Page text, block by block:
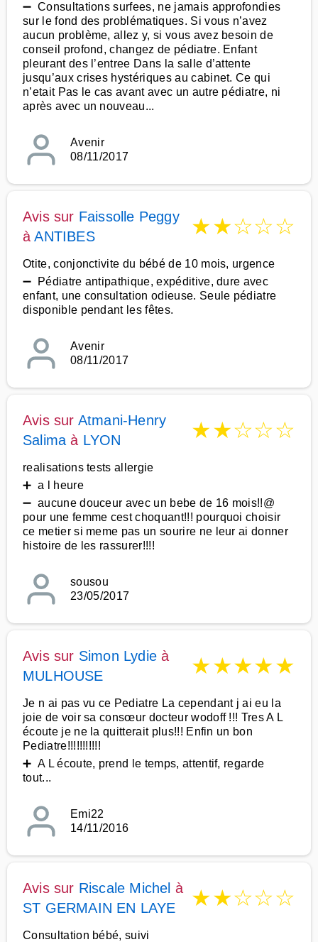
➖ Consultations surfees, ne jamais approfondies
sur le fond des problématiques. Si vous n’avez
aucun problème, allez y, si vous avez besoin de
conseil profond, changez de pédiatre. Enfant
pleurant des l’entree Dans la salle d’attente
jusqu’aux crises hystériques au cabinet. Ce qui
n’etait Pas le cas avant avec un autre pédiatre, ni
après avec un nouveau...
Avenir
08/11/2017
Avis sur Faissolle Peggy
àANTIBES ★★☆☆☆
Otite, conjonctivite du bébé de 10 mois, urgence
➖ Pédiatre antipathique, expéditive, dure avec
enfant, une consultation odieuse. Seule pédiatre
disponible pendant les fêtes.
Avenir
08/11/2017
Avis sur Atmani-Henry
Salima à LYON ★★☆☆☆
realisations tests allergie
➕ a l heure
➖ aucune douceur avec un bebe de 16 mois!!@
pour une femme cest choquant!!! pourquoi choisir
ce metier si meme pas un sourire ne leur ai donner
histoire de les rassurer!!!!
sousou
23/05/2017
Avis sur Simon Lydie à
MULHOUSE
★★★★★
Je n ai pas vu ce Pediatre La cependant j ai eu la
joie de voir sa consœur docteur wodoff !!! Tres A L
écoute je ne la quitterait plus!!! Enfin un bon
Pediatre!!!!!!!!!!!
➕ A L écoute, prend le temps, attentif, regarde
tout...
Emi22
14/11/2016
Avis sur Riscale Michel à
ST GERMAIN EN LAYE
★★☆☆☆
Consultation bébé, suivi